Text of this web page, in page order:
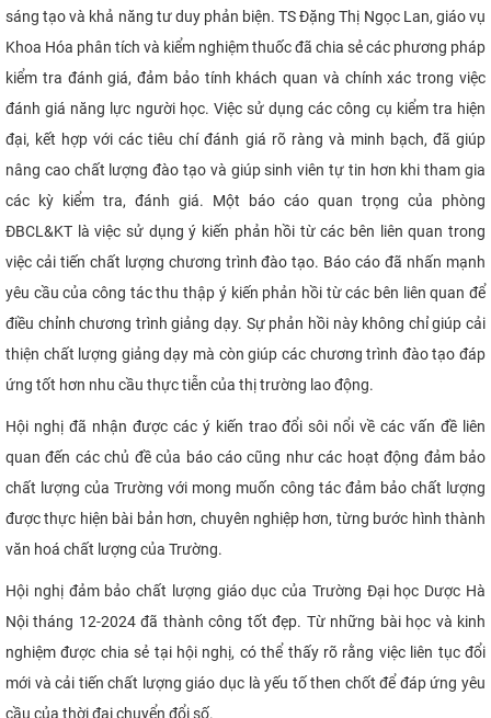
sáng tạo và khả năng tư duy phản biện. TS Đặng Thị Ngọc Lan, giáo vụ
Khoa Hóa phân tích và kiểm nghiệm thuốc đã chia sẻ các phương pháp
kiểm tra đánh giá, đảm bảo tính khách quan và chính xác trong việc
đánh giá năng lực người học. Việc sử dụng các công cụ kiểm tra hiện
đại, kết hợp với các tiêu chí đánh giá rõ ràng và minh bạch, đã giúp
nâng cao chất lượng đào tạo và giúp sinh viên tự tin hơn khi tham gia
các kỳ kiểm tra, đánh giá. Một báo cáo quan trọng của phòng
ĐBCL&KT là việc sử dụng ý kiến phản hồi từ các bên liên quan trong
việc cải tiến chất lượng chương trình đào tạo. Báo cáo đã nhấn mạnh
yêu cầu của công tác thu thập ý kiến phản hồi từ các bên liên quan để
điều chỉnh chương trình giảng dạy. Sự phản hồi này không chỉ giúp cải
thiện chất lượng giảng dạy mà còn giúp các chương trình đào tạo đáp
ứng tốt hơn nhu cầu thực tiễn của thị trường lao động.
Hội nghị đã nhận được các ý kiến trao đổi sôi nổi về các vấn đề liên
quan đến các chủ đề của báo cáo cũng như các hoạt động đảm bảo
chất lượng của Trường với mong muốn công tác đảm bảo chất lượng
được thực hiện bài bản hơn, chuyên nghiệp hơn, từng bước hình thành
văn hoá chất lượng của Trường.
Hội nghị đảm bảo chất lượng giáo dục của Trường Đại học Dược Hà
Nội tháng 12-2024 đã thành công tốt đẹp. Từ những bài học và kinh
nghiệm được chia sẻ tại hội nghị, có thể thấy rõ rằng việc liên tục đổi
mới và cải tiến chất lượng giáo dục là yếu tố then chốt để đáp ứng yêu
cầu của thời đại chuyển đổi số.